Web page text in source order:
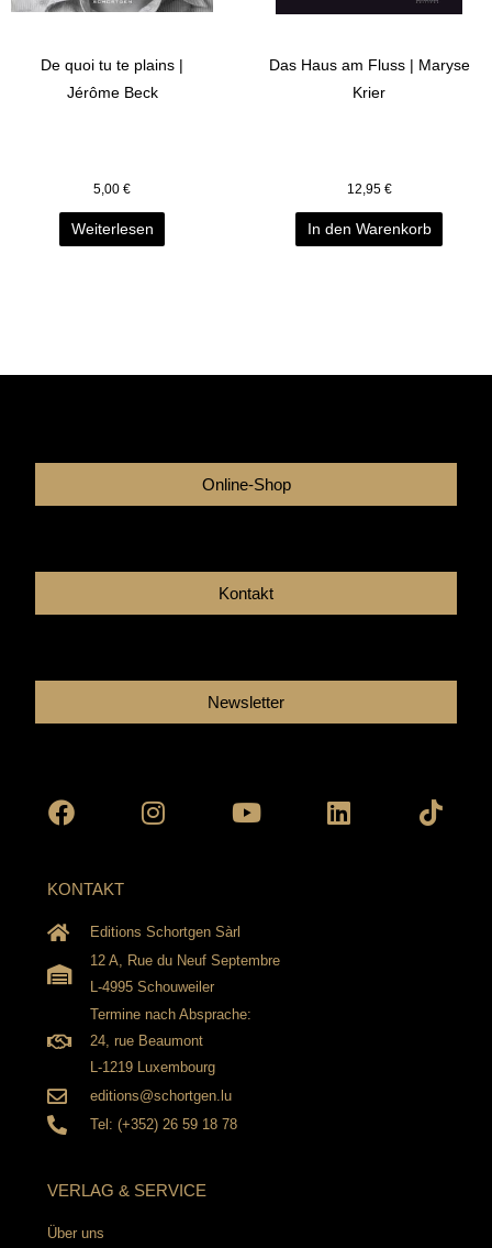
De quoi tu te plains |
Jérôme Beck
5,00 €
Weiterlesen
Das Haus am Fluss | Maryse
Krier
12,95 €
In den Warenkorb
Online-Shop
Kontakt
Newsletter
KONTAKT
Editions Schortgen Sàrl
12 A, Rue du Neuf Septembre
L-4995 Schouweiler
Termine nach Absprache:
24, rue Beaumont
L-1219 Luxembourg
editions@schortgen.lu
Tel: (+352) 26 59 18 78
VERLAG & SERVICE
Über uns